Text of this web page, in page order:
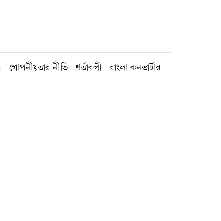
গোপনীয়তার নীতি শর্তাবলী বাংলা কনভার্টার